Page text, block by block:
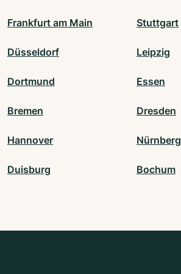
Frankfurt am Main Stuttgart
Düsseldorf Leipzig
Dortmund Essen
Bremen Dresden
Hannover Nürnberg
Duisburg Bochum